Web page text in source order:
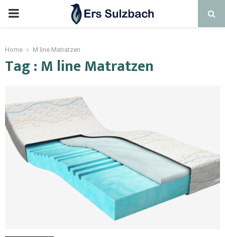
Home M line Matratzen
Tag : M line Matratzen